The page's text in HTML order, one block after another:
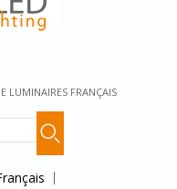
LUMINAIRES FRANÇAIS